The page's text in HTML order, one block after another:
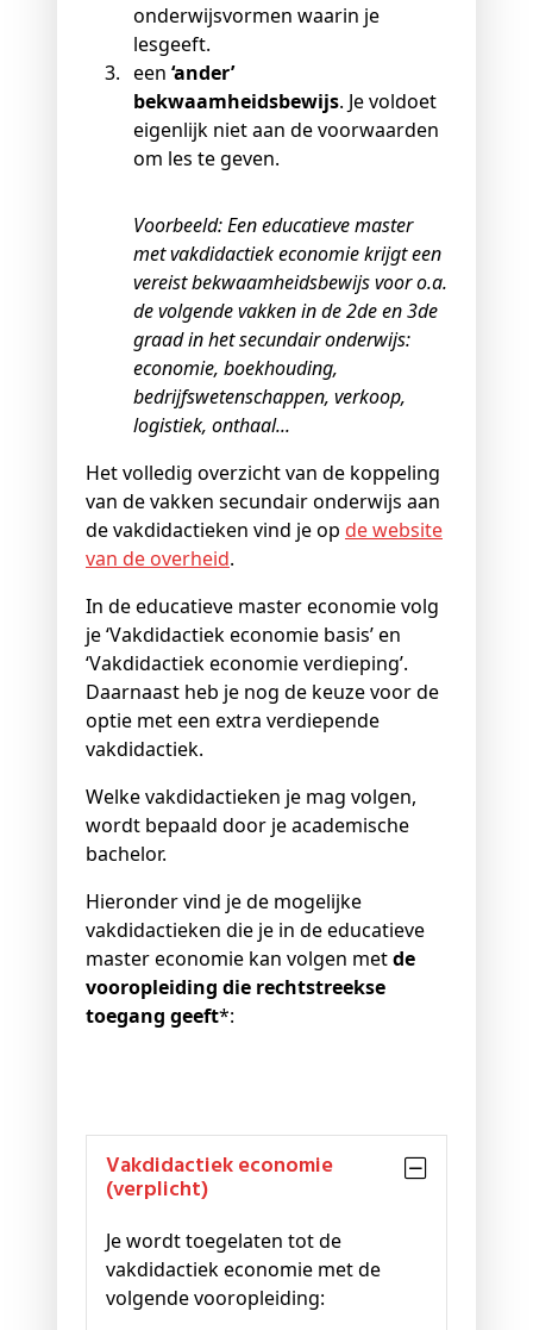
onderwijsvormen waarin je
lesgeeft.
een ‘ander’
bekwaamheidsbewijs. Je voldoet
eigenlijk niet aan de voorwaarden
om les te geven.
Voorbeeld: Een educatieve master
met vakdidactiek economie krijgt een
vereist bekwaamheidsbewijs voor o.a.
de volgende vakken in de 2de en 3de
graad in het secundair onderwijs:
economie, boekhouding,
bedrijfswetenschappen, verkoop,
logistiek, onthaal...
Het volledig overzicht van de koppeling
van de vakken secundair onderwijs aan
de vakdidactieken vind je op de website
van de overheid.
In de educatieve master economie volg
je ‘Vakdidactiek economie basis’ en
‘Vakdidactiek economie verdieping’.
Daarnaast heb je nog de keuze voor de
optie met een extra verdiepende
vakdidactiek.
Welke vakdidactieken je mag volgen,
wordt bepaald door je academische
bachelor.
Hieronder vind je de mogelijke
vakdidactieken die je in de educatieve
master economie kan volgen metde
vooropleiding die rechtstreekse
toegang geeft*:
vakdidactiek economie
(verplicht)
Je wordt toegelaten tot de
vakdidactiek economie met de
volgende vooropleiding: